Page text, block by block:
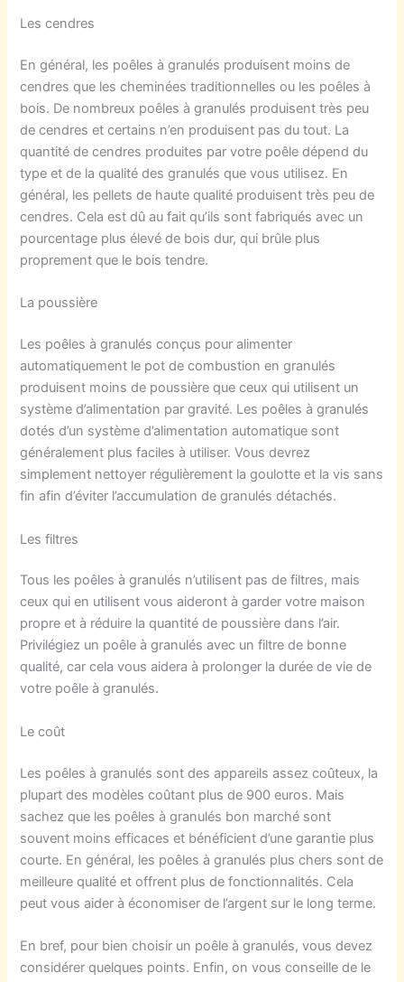
Les cendres
En général, les poêles à granulés produisent moins de
cendres que les cheminées traditionnelles ou les poêles à
bois. De nombreux poêles à granulés produisent très peu
de cendres et certains n’en produisent pas du tout. La
quantité de cendres produites par votre poêle dépend du
type et de la qualité des granulés que vous utilisez. En
général, les pellets de haute qualité produisent très peu de
cendres. Cela est dû au fait qu’ils sont fabriqués avec un
pourcentage plus élevé de bois dur, qui brûle plus
proprement que le bois tendre.
La poussière
Les poêles à granulés conçus pour alimenter
automatiquement le pot de combustion en granulés
produisent moins de poussière que ceux qui utilisent un
système d’alimentation par gravité. Les poêles à granulés
dotés d’un système d’alimentation automatique sont
généralement plus faciles à utiliser. Vous devrez
simplement nettoyer régulièrement la goulotte et la vis sans
fin afin d’éviter l’accumulation de granulés détachés.
Les filtres
Tous les poêles à granulés n’utilisent pas de filtres, mais
ceux qui en utilisent vous aideront à garder votre maison
propre et à réduire la quantité de poussière dans l’air.
Privilégiez un poêle à granulés avec un filtre de bonne
qualité, car cela vous aidera à prolonger la durée de vie de
votre poêle à granulés.
Le coût
Les poêles à granulés sont des appareils assez coûteux, la
plupart des modèles coûtant plus de 900 euros. Mais
sachez que les poêles à granulés bon marché sont
souvent moins efficaces et bénéficient d’une garantie plus
courte. En général, les poêles à granulés plus chers sont de
meilleure qualité et offrent plus de fonctionnalités. Cela
peut vous aider à économiser de l’argent sur le long terme.
En bref, pour bien choisir un poêle à granulés, vous devez
considérer quelques points. Enfin, on vous conseille de le